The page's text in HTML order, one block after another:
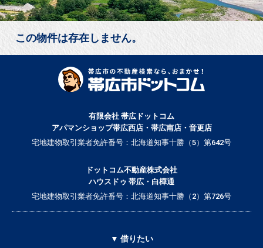
この物件は存在しません。
有限会社 帯広ドットコム
アパマンショップ帯広西店・帯広南店・音更店
宅地建物取引業者免許番号：北海道知事十勝（5）第642号
ドットコム不動産株式会社
ハウスドゥ 帯広・白樺通
宅地建物取引業者免許番号：北海道知事十勝（2）第726号
▼ 借りたい